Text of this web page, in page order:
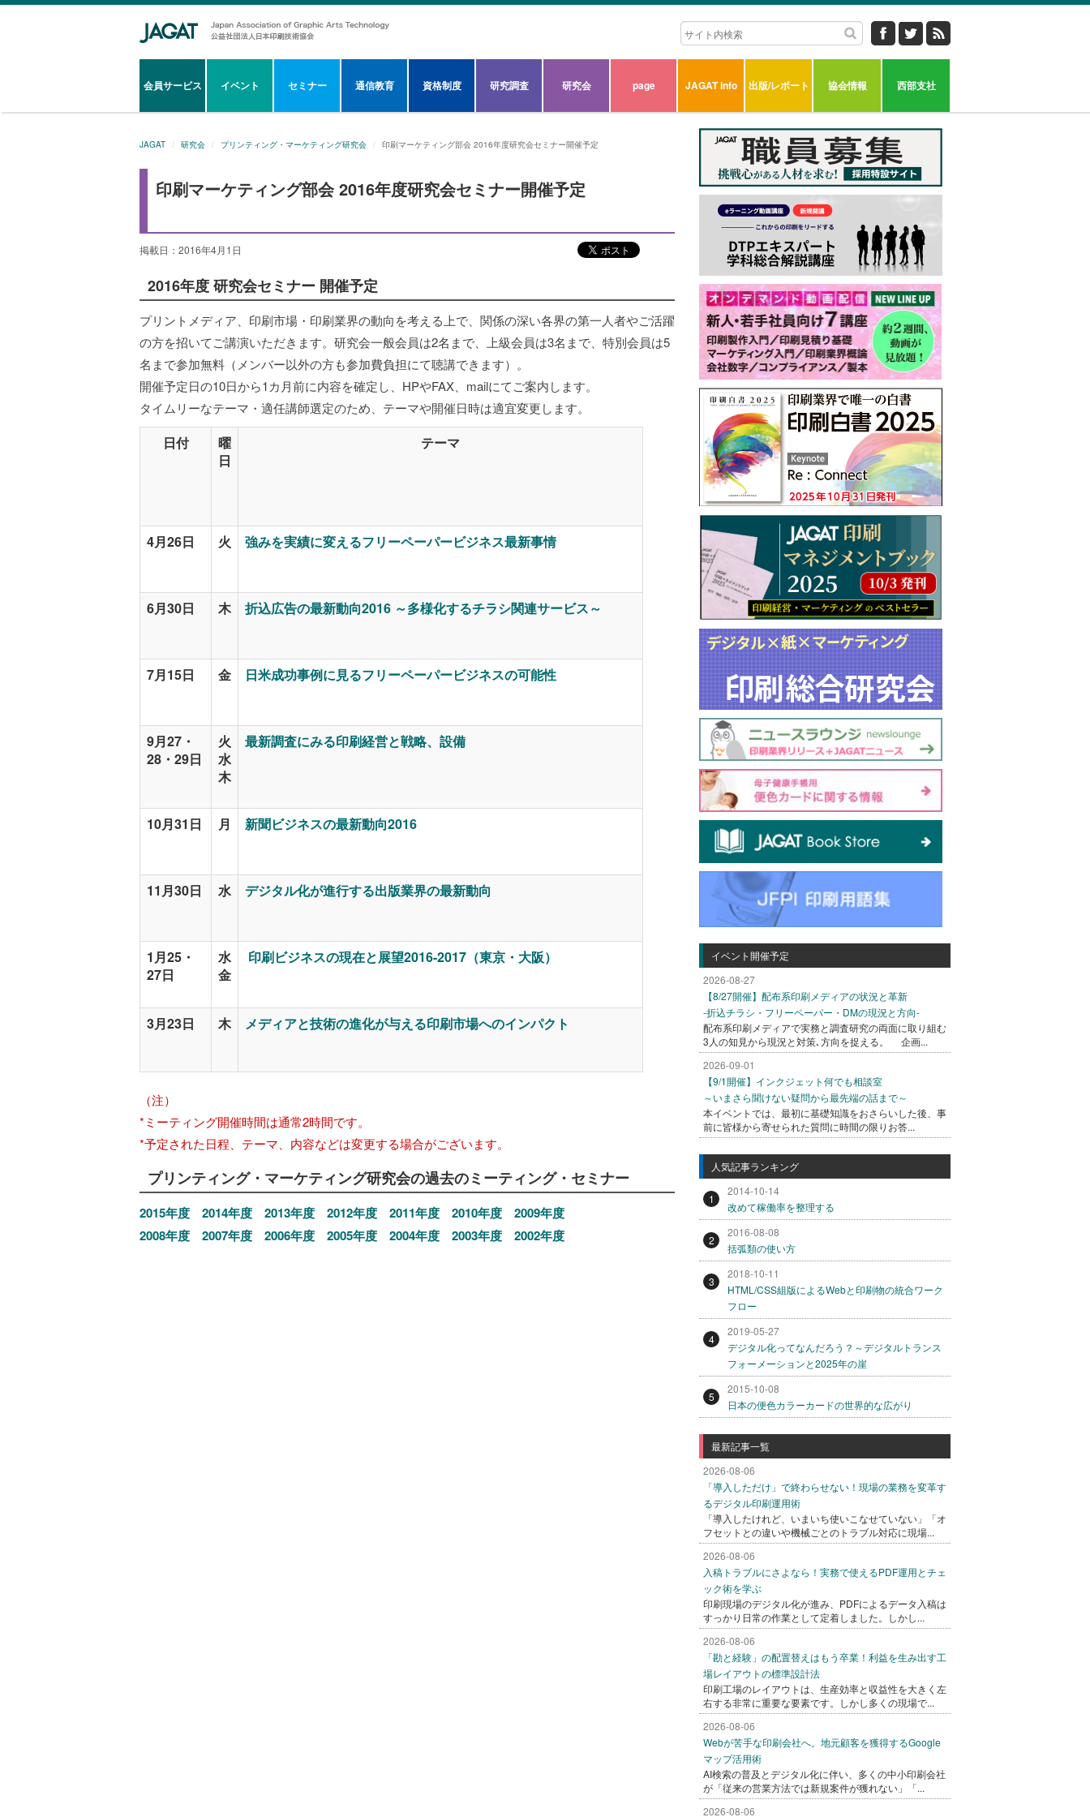
会員サービス イベント セミナー 通信教育 資格制度 研究調査 研究会 page JAGAT info 出版/レポート 協会情報 西部支社
JAGAT 研究会 プリンティング・マーケティング研究会 印刷マーケティング部会 2016年度研究会セミナー開催予定
印刷マーケティング部会 2016年度研究会セミナー開催予定
掲載日：2016年4月1日
2016年度 研究会セミナー 開催予定
プリントメディア、印刷市場・印刷業界の動向を考える上で、関係の深い各界の第一人者やご活躍
の方を招いてご講演いただきます。研究会一般会員は2名まで、上級会員は3名まで、特別会員は5
名まで参加無料（メンバー以外の方も参加費負担にて聴講できます）。
開催予定日の10日から1カ月前に内容を確定し、HPやFAX、mailにてご案内します。
タイムリーなテーマ・適任講師選定のため、テーマや開催日時は適宜変更します。
日付
曜
日
テーマ
4月26日 火 強みを実績に変えるフリーペーパービジネス最新事情
6月30日 木 折込広告の最新動向2016 ～多様化するチラシ関連サービス～
7月15日 金 日米成功事例に見るフリーペーパービジネスの可能性
9月27・
28・29日
火
水
木
最新調査にみる印刷経営と戦略、設備
10月31日 月 新聞ビジネスの最新動向2016
11月30日 水 デジタル化が進行する出版業界の最新動向
1月25・
27日
水
金
印刷ビジネスの現在と展望2016-2017（東京・大阪）
3月23日 木 メディアと技術の進化が与える印刷市場へのインパクト
（注）
*ミーティング開催時間は通常2時間です。
*予定された日程、テーマ、内容などは変更する場合がございます。
プリンティング・マーケティング研究会の過去のミーティング・セミナー
2015年度 2014年度 2013年度 2012年度 2011年度 2010年度
2009年度
2008年度
2007年度 2006年度 2005年度 2004年度 2003年度 2002年度
イベント開催予定
2026-08-27
【8/27開催】配布系印刷メディアの状況と革新
-折込チラシ・フリーペーパー・DMの現況と方向-
配布系印刷メディアで実務と調査研究の両面に取り組む
3人の知見から現況と対策､方向を捉える。 企画...
2026-09-01
【9/1開催】インクジェット何でも相談室
～いまさら聞けない疑問から最先端の話まで～
本イベントでは、最初に基礎知識をおさらいした後、事
前に皆様から寄せられた質問に時間の限りお答...
人気記事ランキング
1
2014-10-14
改めて稼働率を整理する
2
2016-08-08
括弧類の使い方
3
2018-10-11
HTML/CSS組版によるWebと印刷物の統合ワーク
フロー
4
2019-05-27
デジタル化ってなんだろう？～デジタルトランス
フォーメーションと2025年の崖
5
2015-10-08
日本の便色カラーカードの世界的な広がり
最新記事一覧
2026-08-06
「導入しただけ」で終わらせない！現場の業務を変革す
るデジタル印刷運用術
「導入したけれど、いまいち使いこなせていない」「オ
フセットとの違いや機械ごとのトラブル対応に現場...
2026-08-06
入稿トラブルにさよなら！実務で使えるPDF運用とチェ
ック術を学ぶ
印刷現場のデジタル化が進み、PDFによるデータ入稿は
すっかり日常の作業として定着しました。しかし...
2026-08-06
「勘と経験」の配置替えはもう卒業！利益を生み出す工
場レイアウトの標準設計法
印刷工場のレイアウトは、生産効率と収益性を大きく左
右する非常に重要な要素です。しかし多くの現場で...
2026-08-06
Webが苦手な印刷会社へ。地元顧客を獲得するGoogle
マップ活用術
AI検索の普及とデジタル化に伴い、多くの中小印刷会社
が「従来の営業方法では新規案件が獲れない」「...
2026-08-06